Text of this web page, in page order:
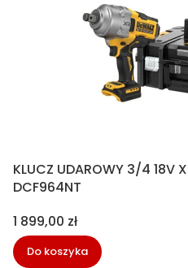
KLUCZ UDAROWY 3/4 18V
DCF964NT
Cena
1 899,00 zł
Do koszyka